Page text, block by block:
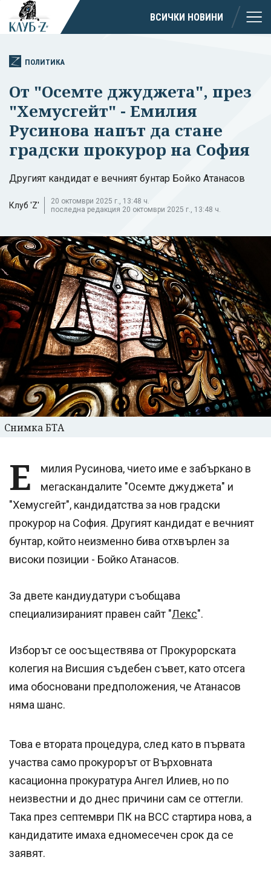
ВСИЧКИ НОВИНИ
ПОЛИТИКА
От "Осемте джуджета", през
"Хемусгейт" - Емилия
Русинова напът да стане
градски прокурор на София
Другият кандидат е вечният бунтар Бойко Атанасов
Клуб 'Z'
20 октомври 2025 г., 13:48 ч.
последна редакция 20 октомври 2025 г., 13:48 ч.
Снимка БТА
Е
милия Русинова, чието име е забъркано в
мегаскандалите "Осемте джуджета" и
"Хемусгейт", кандидатства за нов градски
прокурор на София. Другият кандидат е вечният
бунтар, който неизменно бива отхвърлен за
високи позиции - Бойко Атанасов.
За двете кандиудатури съобщава
специализираният правен сайт "Лекс".
Изборът се оосъществява от Прокурорската
колегия на Висшия съдебен съвет, като отсега
има обосновани предположения, че Атанасов
няма шанс.
Това е втората процедура, след като в първата
участва само прокурорът от Върховната
касационна прокуратура Ангел Илиев, но по
неизвестни и до днес причини сам се оттегли.
Така през септември ПК на ВСС стартира нова, а
кандидатите имаха едномесечен срок да се
заявят.